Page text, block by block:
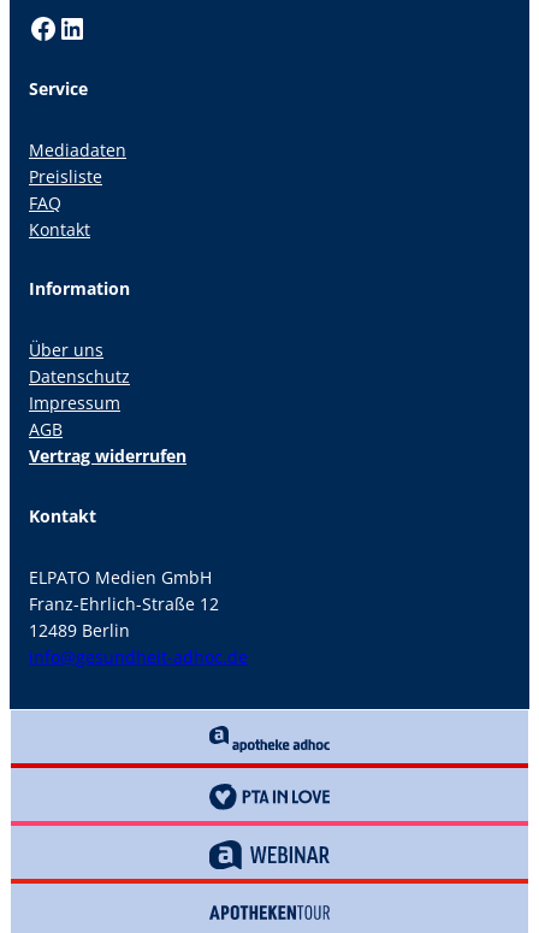
Facebook LinkedIn
Service
Mediadaten
Preisliste
FAQ
Kontakt
Information
Über uns
Datenschutz
Impressum
AGB
Vertrag widerrufen
Kontakt
ELPATO Medien GmbH
Franz-Ehrlich-Straße 12
12489 Berlin
info@gesundheit-adhoc.de